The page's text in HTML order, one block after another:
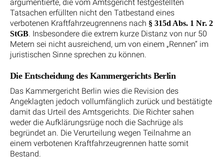
argumentierte, die vom Amtsgericht festgestellten
Tatsachen erfüllten nicht den Tatbestand eines
verbotenen Kraftfahrzeugrennens nach § 315d Abs. 1 Nr. 2
StGB. Insbesondere die extrem kurze Distanz von nur 50
Metern sei nicht ausreichend, um von einem „Rennen“ im
juristischen Sinne sprechen zu können.
Die Entscheidung des Kammergerichts Berlin
Das Kammergericht Berlin wies die Revision des
Angeklagten jedoch vollumfänglich zurück und bestätigte
damit das Urteil des Amtsgerichts. Die Richter sahen
weder die Aufklärungsrüge noch die Sachrüge als
begründet an. Die Verurteilung wegen Teilnahme an
einem verbotenen Kraftfahrzeugrennen hatte somit
Bestand.